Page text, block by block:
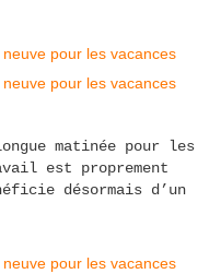
matinée pour les
est proprement
désormais d’un